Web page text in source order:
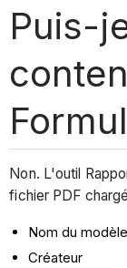
Puis-
Non. L'outil
fichier PDF
Nom du modèle
Créateur